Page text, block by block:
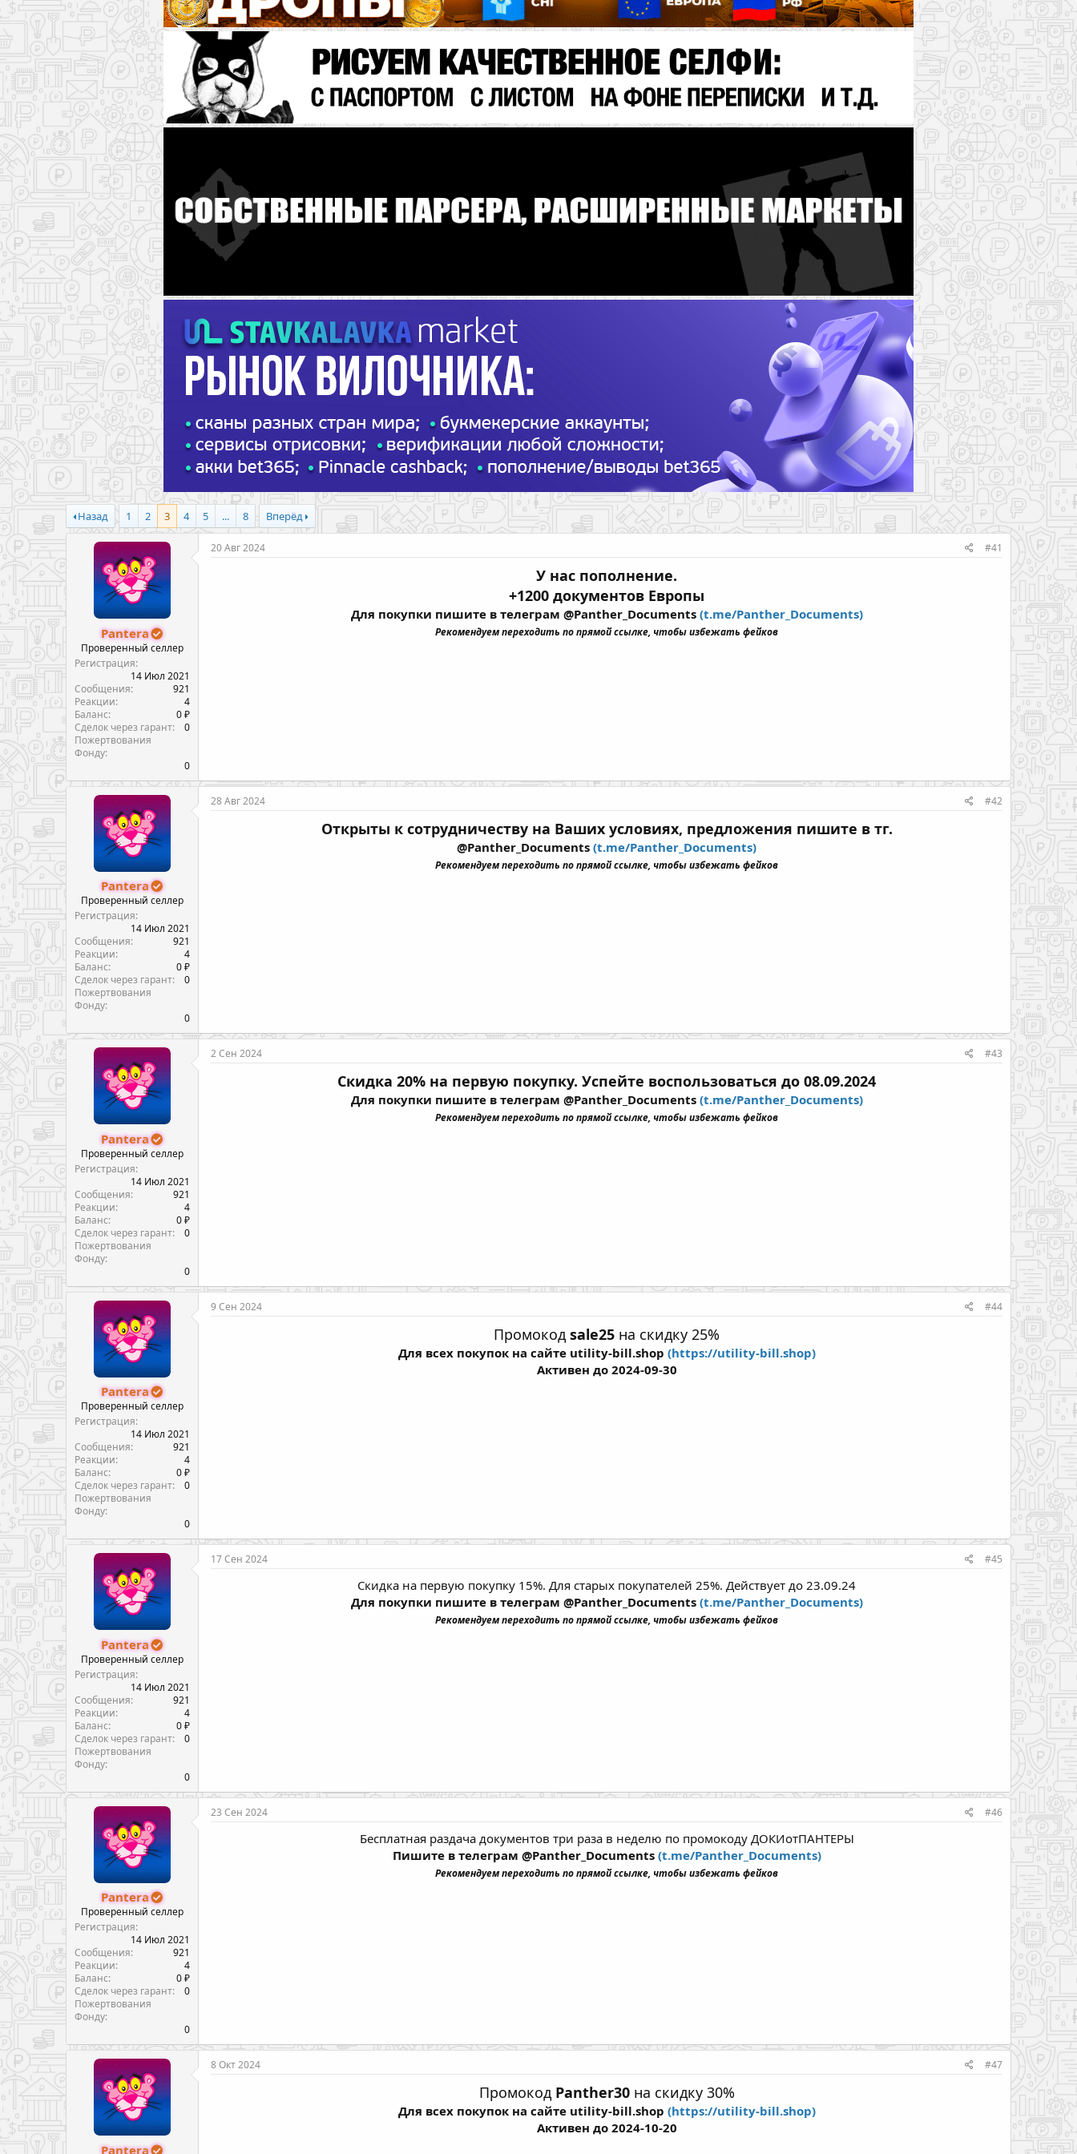
Назад 1 2 3 4 5 ... 8 Вперёд
Pantera
Проверенный селлер
Регистрация
14 Июл 2021
Сообщения
921
Реакции
4
Баланс
0 ₽
Сделок через гарант
0
Пожертвования
Фонду
0
20 Авг 2024 #41
У нас пополнение.
+1200 документов Европы
Для покупки пишите в телеграм @Panther_Documents (t.me/Panther_Documents)
Рекомендуем переходить по прямой ссылке, чтобы избежать фейков
Pantera
Проверенный селлер
Регистрация
14 Июл 2021
Сообщения
921
Реакции
4
Баланс
0 ₽
Сделок через гарант
0
Пожертвования
Фонду
0
28 Авг 2024 #42
Открыты к сотрудничеству на Ваших условиях, предложения пишите в тг.
@Panther_Documents (t.me/Panther_Documents)
Рекомендуем переходить по прямой ссылке, чтобы избежать фейков
Pantera
Проверенный селлер
Регистрация
14 Июл 2021
Сообщения
921
Реакции
4
Баланс
0 ₽
Сделок через гарант
0
Пожертвования
Фонду
0
2 Сен 2024 #43
Скидка 20% на первую покупку. Успейте воспользоваться до 08.09.2024
Для покупки пишите в телеграм @Panther_Documents (t.me/Panther_Documents)
Рекомендуем переходить по прямой ссылке, чтобы избежать фейков
Pantera
Проверенный селлер
Регистрация
14 Июл 2021
Сообщения
921
Реакции
4
Баланс
0 ₽
Сделок через гарант
0
Пожертвования
Фонду
0
9 Сен 2024 #44
Промокод sale25 на скидку 25%
Для всех покупок на сайте utility-bill.shop (https://utility-bill.shop)
Активен до 2024-09-30
Pantera
Проверенный селлер
Регистрация
14 Июл 2021
Сообщения
921
Реакции
4
Баланс
0 ₽
Сделок через гарант
0
Пожертвования
Фонду
0
17 Сен 2024 #45
Скидка на первую покупку 15%. Для старых покупателей 25%. Действует до 23.09.24
Для покупки пишите в телеграм @Panther_Documents (t.me/Panther_Documents)
Рекомендуем переходить по прямой ссылке, чтобы избежать фейков
Pantera
Проверенный селлер
Регистрация
14 Июл 2021
Сообщения
921
Реакции
4
Баланс
0 ₽
Сделок через гарант
0
Пожертвования
Фонду
0
23 Сен 2024 #46
Бесплатная раздача документов три раза в неделю по промокоду ДОКИотПАНТЕРЫ
Пишите в телеграм @Panther_Documents (t.me/Panther_Documents)
Рекомендуем переходить по прямой ссылке, чтобы избежать фейков
Pantera
8 Окт 2024 #47
Промокод Panther30на скидку 30%
Для всех покупок на сайте utility-bill.shop (https://utility-bill.shop)
Активен до 2024-10-20